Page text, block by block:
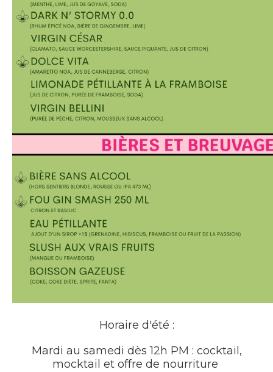
Horaire d'été :
Mardi au samedi dès 12h PM : cocktail,
mocktail et offre de nourriture